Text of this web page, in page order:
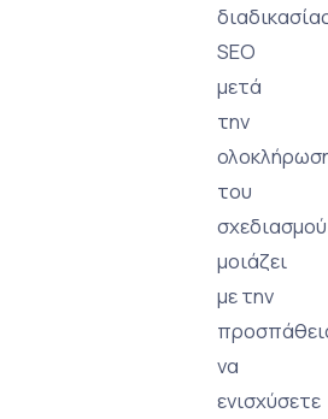
SEO
μετά
την
του
σχεδιασμού
μοιάζει
με την
να
ενισχύσετε